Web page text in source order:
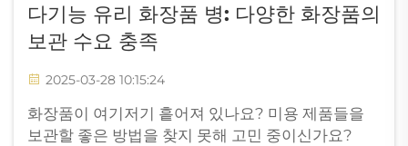
다기능 유리 화장품 병: 다양한 화장품의
보관 수요 충족
2025-03-28 10:15:24
화장품이 여기저기 흩어져 있나요? 미용 제품들을
보관할 좋은 방법을 찾지 못해 고민 중이신가요?